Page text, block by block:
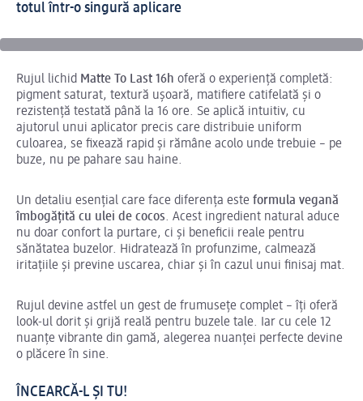
totul într-o singură aplicare
Rujul lichid Matte To Last 16h oferă o experiență completă:
pigment saturat, textură ușoară, matifiere catifelată și o
rezistență testată până la 16 ore. Se aplică intuitiv, cu
ajutorul unui aplicator precis care distribuie uniform
culoarea, se fixează rapid și rămâne acolo unde trebuie – pe
buze, nu pe pahare sau haine.
Un detaliu esențial care face diferența este formula vegană
îmbogățită cu ulei de cocos. Acest ingredient natural aduce
nu doar confort la purtare, ci și beneficii reale pentru
sănătatea buzelor. Hidratează în profunzime, calmează
iritațiile și previne uscarea, chiar și în cazul unui finisaj mat.
Rujul devine astfel un gest de frumusețe complet – îți oferă
look-ul dorit și grijă reală pentru buzele tale. Iar cu cele 12
nuanțe vibrante din gamă, alegerea nuanței perfecte devine
o plăcere în sine.
ÎNCEARCĂ-L ȘI TU!